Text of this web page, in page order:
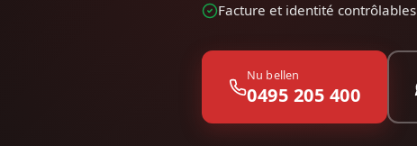
Facture et identité contrôlables
Nu bellen
0495 205 400